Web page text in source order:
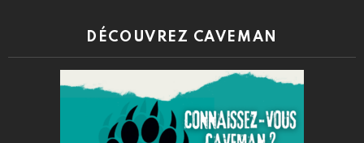
DÉCOUVREZ CAVEMAN